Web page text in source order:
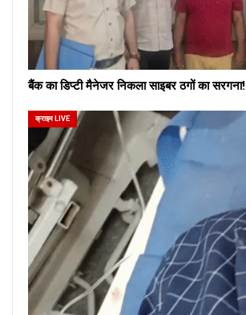
बैंक का डिप्टी मैनेजर निकला साइबर ठगों का सरगना!
क्राइम LIVE